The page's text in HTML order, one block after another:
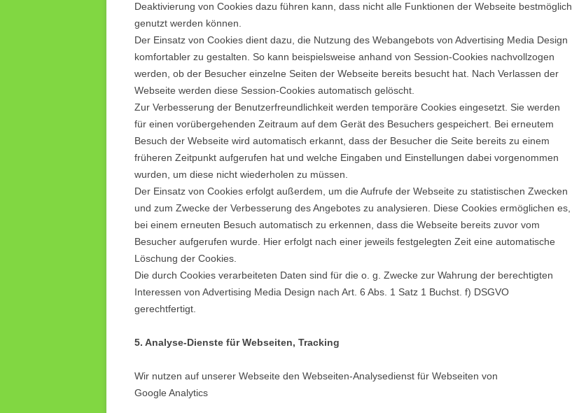
Deaktivierung von Cookies dazu führen kann, dass nicht alle Funktionen der Webseite bestmöglich
genutzt werden können.
Der Einsatz von Cookies dient dazu, die Nutzung des Webangebots von Advertising Media Design
komfortabler zu gestalten. So kann beispielsweise anhand von Session-Cookies nachvollzogen
werden, ob der Besucher einzelne Seiten der Webseite bereits besucht hat. Nach Verlassen der
Webseite werden diese Session-Cookies automatisch gelöscht.
Zur Verbesserung der Benutzerfreundlichkeit werden temporäre Cookies eingesetzt. Sie werden
für einen vorübergehenden Zeitraum auf dem Gerät des Besuchers gespeichert. Bei erneutem
Besuch der Webseite wird automatisch erkannt, dass der Besucher die Seite bereits zu einem
früheren Zeitpunkt aufgerufen hat und welche Eingaben und Einstellungen dabei vorgenommen
wurden, um diese nicht wiederholen zu müssen.
Der Einsatz von Cookies erfolgt außerdem, um die Aufrufe der Webseite zu statistischen Zwecken
und zum Zwecke der Verbesserung des Angebotes zu analysieren. Diese Cookies ermöglichen es,
bei einem erneuten Besuch automatisch zu erkennen, dass die Webseite bereits zuvor vom
Besucher aufgerufen wurde. Hier erfolgt nach einer jeweils festgelegten Zeit eine automatische
Löschung der Cookies.
Die durch Cookies verarbeiteten Daten sind für die o. g. Zwecke zur Wahrung der berechtigten
Interessen von Advertising Media Design nach Art. 6 Abs. 1 Satz 1 Buchst. f) DSGVO
gerechtfertigt.
5. Analyse-Dienste für Webseiten, Tracking
Wir nutzen auf unserer Webseite den Webseiten-Analysedienst für Webseiten von
Google Analytics